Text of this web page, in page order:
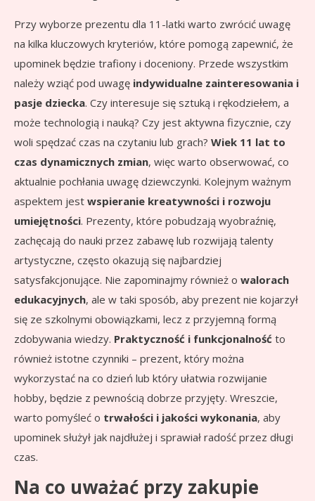
Przy wyborze prezentu dla 11-latki warto zwrócić uwagę
na kilka kluczowych kryteriów, które pomogą zapewnić, że
upominek będzie trafiony i doceniony. Przede wszystkim
należy wziąć pod uwagę indywidualne zainteresowania i
pasje dziecka. Czy interesuje się sztuką i rękodziełem, a
może technologią i nauką? Czy jest aktywna fizycznie, czy
woli spędzać czas na czytaniu lub grach? Wiek 11 lat to
czas dynamicznych zmian, więc warto obserwować, co
aktualnie pochłania uwagę dziewczynki. Kolejnym ważnym
aspektem jest wspieranie kreatywności i rozwoju
umiejętności. Prezenty, które pobudzają wyobraźnię,
zachęcają do nauki przez zabawę lub rozwijają talenty
artystyczne, często okazują się najbardziej
satysfakcjonujące. Nie zapominajmy również o walorach
edukacyjnych, ale w taki sposób, aby prezent nie kojarzył
się ze szkolnymi obowiązkami, lecz z przyjemną formą
zdobywania wiedzy. Praktyczność i funkcjonalność to
również istotne czynniki – prezent, który można
wykorzystać na co dzień lub który ułatwia rozwijanie
hobby, będzie z pewnością dobrze przyjęty. Wreszcie,
warto pomyśleć o trwałości i jakości wykonania, aby
upominek służył jak najdłużej i sprawiał radość przez długi
czas.
Na co uważać przy zakupie